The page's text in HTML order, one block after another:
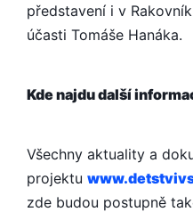
představení i v
účasti Tomáše Hanáka.
Kde najdu další
Všechny aktuality a
projektu
zde budou postupně